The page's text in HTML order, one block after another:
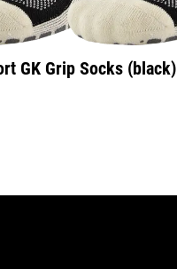
GK Grip Socks (black)